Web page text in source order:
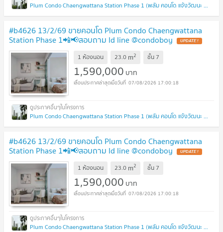
Plum Condo Chaengwattana Station Phase 1 (พลัม คอนโด แจ้งวัฒนะ สเตชั่น เฟส 1)
#b4626 13/2/69 ขายคอนโด Plum Condo Chaengwattana
Station Phase 1📲📢สอบถาม ld line @condoboy UPDATE !
1 ห้องนอน 23.0 m2 ชั้น 7
1,590,000 บาท
07/08/2026 17:00:18
Plum Condo Chaengwattana Station Phase 1 (พลัม คอนโด แจ้งวัฒนะ สเตชั่น เฟส 1)
#b4626 13/2/69 ขายคอนโด Plum Condo Chaengwattana
Station Phase 1📲📢สอบถาม ld line @condoboy UPDATE !
1 ห้องนอน 23.0 m2 ชั้น 7
1,590,000 บาท
07/08/2026 17:00:18
Plum Condo Chaengwattana Station Phase 1 (พลัม คอนโด แจ้งวัฒนะ สเตชั่น เฟส 1)